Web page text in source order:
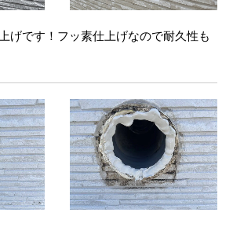
げです！フッ素仕上げなので耐久性も